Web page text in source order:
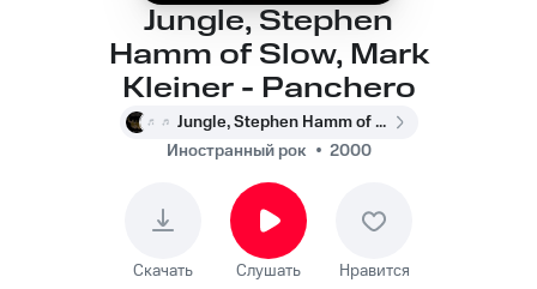
Jungle, Stephen
Hamm of Slow, Mark
Kleiner - Panchero
Jungle, Stephen Hamm of Slow, Mark Kleiner
Иностранный рок
2000
Скачать Слушать Нравится